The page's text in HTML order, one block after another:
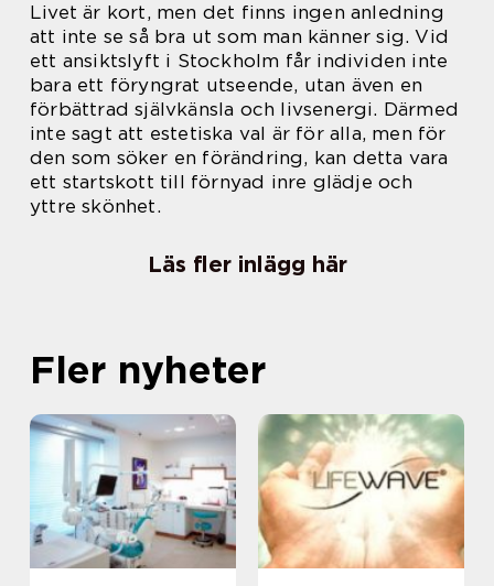
Livet är kort, men det finns ingen anledning
att inte se så bra ut som man känner sig. Vid
ett ansiktslyft i Stockholm får individen inte
bara ett föryngrat utseende, utan även en
förbättrad självkänsla och livsenergi. Därmed
inte sagt att estetiska val är för alla, men för
den som söker en förändring, kan detta vara
ett startskott till förnyad inre glädje och
yttre skönhet.
Läs fler inlägg här
Fler nyheter